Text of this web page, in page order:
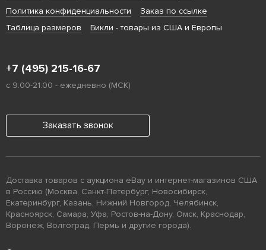
Политика конфиденциальности
Заказ по ссылке
Таблица размеров
Бикли - товары из США и Европы
+7 (495) 215-16-67
с 9:00-21:00 - ежедневно (МСК)
Заказать звонок
Доставка товаров с аукциона eBay и интернет-магазинов США
в Россию (Москва, Санкт-Петербург, Новосибирск,
Екатеринбург, Казань, Нижний Новгород, Челябинск,
Красноярск, Самара, Уфа, Ростов-на-Дону, Омск, Краснодар,
Воронеж, Волгоград, Пермь и другие города).